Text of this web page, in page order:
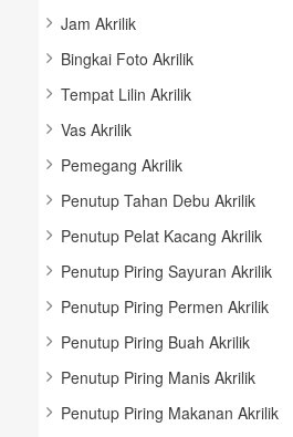
Jam Akrilik
Bingkai Foto Akrilik
Tempat Lilin Akrilik
Vas Akrilik
Pemegang Akrilik
Penutup Tahan Debu Akrilik
Penutup Pelat Kacang Akrilik
Penutup Piring Sayuran Akrilik
Penutup Piring Permen Akrilik
Penutup Piring Buah Akrilik
Penutup Piring Manis Akrilik
Penutup Piring Makanan Akrilik